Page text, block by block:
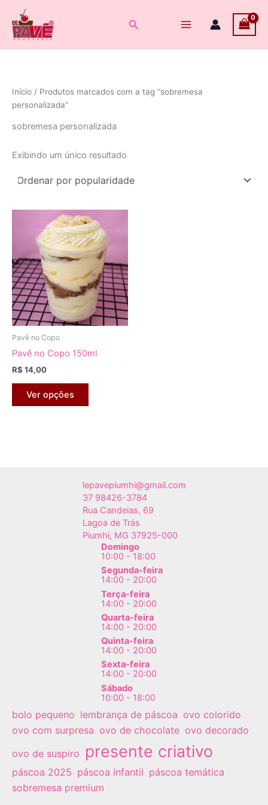
para
conteúdo
Pesquisar
Início / Produtos marcados com a tag “sobremesa
personalizada”
sobremesa personalizada
Exibindo um único resultado
Pavê no Copo
Pavê no Copo 150ml
R$ 14,00
Ver opções
Este
podem
ser
escolhidas
na
página
produto
lepavepiumhi@gmail.com
37 98426-3784
Rua Candeias, 69
Lagoa de Trás
Piumhi, MG 37925-000
Domingo
10:00 - 18:00
Segunda-feira
14:00 - 20:00
Terça-feira
14:00 - 20:00
Quarta-feira
14:00 - 20:00
Quinta-feira
14:00 - 20:00
Sexta-feira
14:00 - 20:00
Sábado
10:00 - 18:00
bolo pequeno lembrança de páscoa ovo colorido
ovo com surpresa ovo de chocolate ovo decorado
ovo de suspiro presente criativo
páscoa 2025 páscoa infantil páscoa temática
sobremesa premium